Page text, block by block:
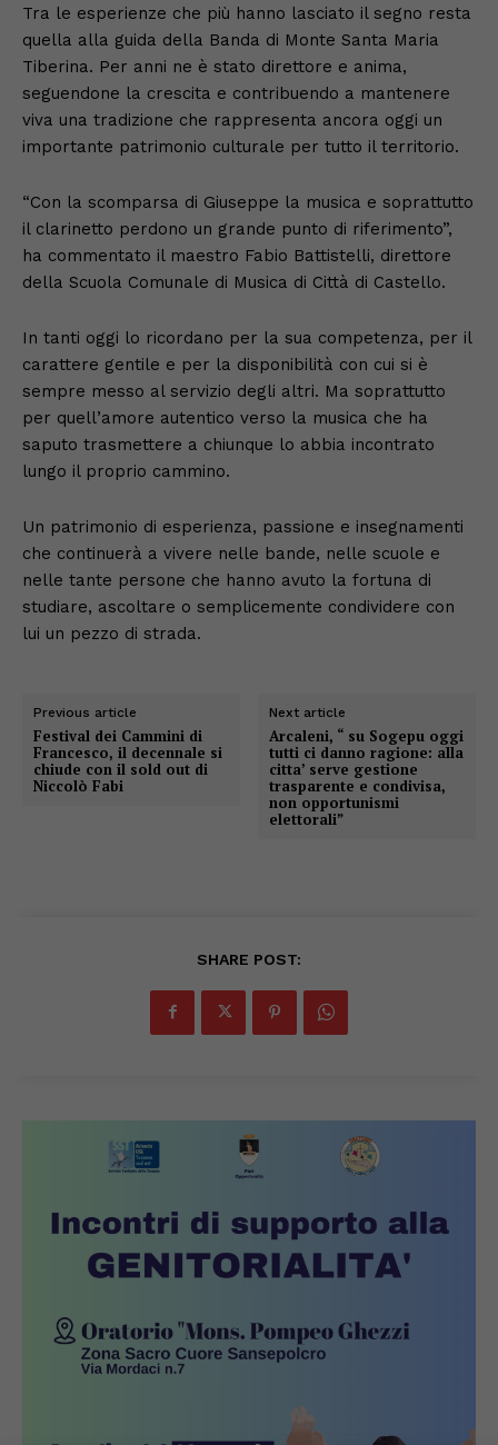
Tra le esperienze che più hanno lasciato il segno resta
quella alla guida della Banda di Monte Santa Maria
Tiberina. Per anni ne è stato direttore e anima,
seguendone la crescita e contribuendo a mantenere
viva una tradizione che rappresenta ancora oggi un
importante patrimonio culturale per tutto il territorio.
“Con la scomparsa di Giuseppe la musica e soprattutto
il clarinetto perdono un grande punto di riferimento”,
ha commentato il maestro Fabio Battistelli, direttore
della Scuola Comunale di Musica di Città di Castello.
In tanti oggi lo ricordano per la sua competenza, per il
carattere gentile e per la disponibilità con cui si è
sempre messo al servizio degli altri. Ma soprattutto
per quell’amore autentico verso la musica che ha
saputo trasmettere a chiunque lo abbia incontrato
lungo il proprio cammino.
Un patrimonio di esperienza, passione e insegnamenti
che continuerà a vivere nelle bande, nelle scuole e
nelle tante persone che hanno avuto la fortuna di
studiare, ascoltare o semplicemente condividere con
lui un pezzo di strada.
Previous article
Festival dei Cammini di
Francesco, il decennale si
chiude con il sold out di
Niccolò Fabi
Next article
Arcaleni, “ su Sogepu oggi
tutti ci danno ragione: alla
citta’ serve gestione
trasparente e condivisa,
non opportunismi
elettorali”
SHARE POST: